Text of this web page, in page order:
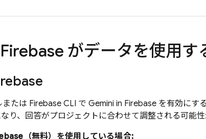
Firebase がデータを使用す
たは Firebase CLI で Gemini in Firebase を有効にす
り、回答がプロジェクトに合わせて調整される可能性
（無料）を使用している場合: